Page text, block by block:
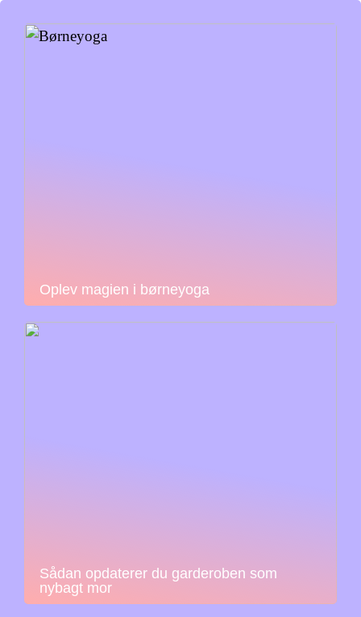
Oplev magien i børneyoga
Sådan opdaterer du garderoben som
nybagt mor